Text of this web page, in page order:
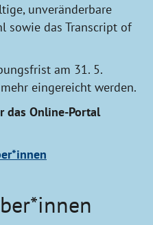
unveränderbare
sowie das Transcript of
am 31. 5.
eingereicht werden.
das Online-Portal